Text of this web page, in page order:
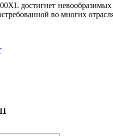
достигнет
во многих